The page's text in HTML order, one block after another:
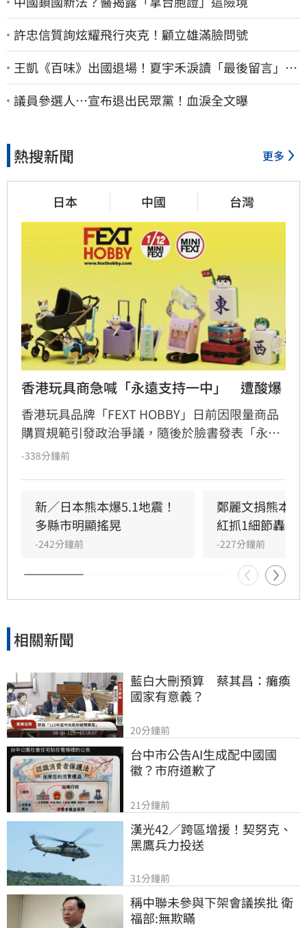
許忠信質詢炫耀飛行夾克！顧立雄滿臉問號
王凱《百味》出國退場！夏宇禾淚讀「最後留言」…
觀眾全鼻酸：不是演的
議員參選人…宣布退出民眾黨！血淚全文曝
熱搜新聞 更多
日本 中國 台灣
香港玩具商急喊「永遠支持一中」　遭酸爆
香港玩具品牌「FEXT HOBBY」日前因限量商品
購買規範引發政治爭議，隨後於臉書發表「永遠
支持一個中國原則」聲明企圖滅火，卻反遭香港
紅撻伐將台灣與中國並列。儘管品牌緊急修改銷
售區域並發布效忠聲明，但輿論仍不買單，網友
紛紛質疑其操作邏輯。面對排山倒海的酸言酸
語，品牌最終被迫限制留言權限以止血。此事件
再度凸顯政治敏感議題對品牌經營的巨大風險，
引發各界高度關注。
-338分鐘前
新／日本熊本爆5.1地震！
多縣市明顯搖晃
-242分鐘前
鄭麗文捐熊本
紅抓1細節轟辱
-227分鐘前
相關新聞
藍白大刪預算　蔡其昌：癱瘓
國家有意義？
20分鐘前
台中市公告AI生成配中國國
徽？市府道歉了
21分鐘前
漢光42／跨區增援！契努克、
黑鷹兵力投送
31分鐘前
稱中聯未參與下架會議挨批 衛
福部:無欺瞞